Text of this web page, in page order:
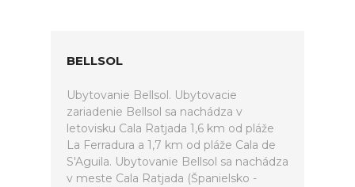
BELLSOL
Ubytovanie Bellsol. Ubytovacie
zariadenie Bellsol sa nachádza v
letovisku Cala Ratjada 1,6 km od pláže
La Ferradura a 1,7 km od pláže Cala de
S'Aguila. Ubytovanie Bellsol sa nachádza
v meste Cala Ratjada (Španielsko -